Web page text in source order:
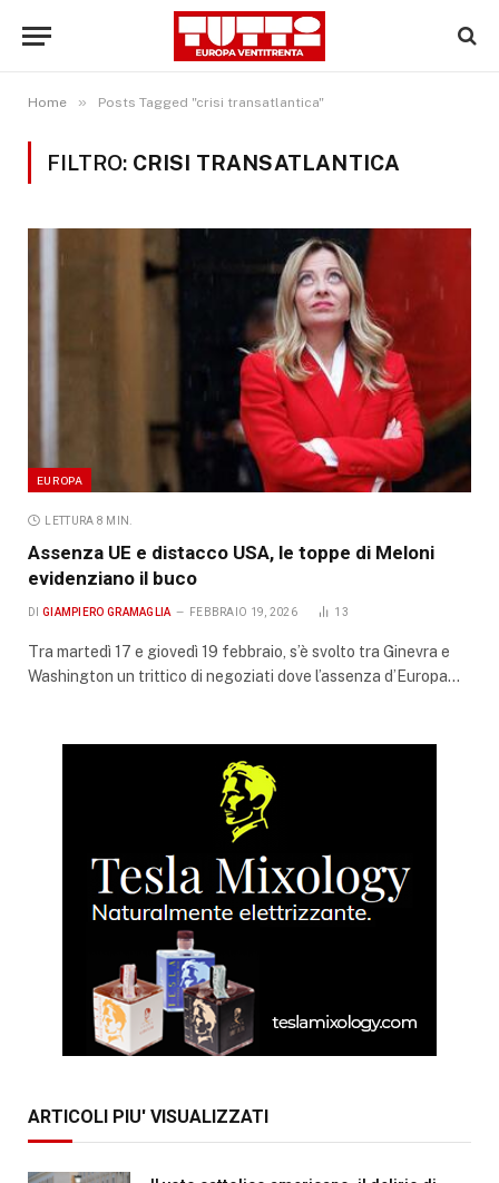
Home » Posts Tagged "crisi transatlantica"
FILTRO: CRISI TRANSATLANTICA
EUROPA
LETTURA 8 MIN.
Assenza UE e distacco USA, le toppe di Meloni
evidenziano il buco
DI GIAMPIERO GRAMAGLIA FEBBRAIO 19, 2026 13
Tra martedì 17 e giovedì 19 febbraio, s’è svolto tra Ginevra e
Washington un trittico di negoziati dove l’assenza d’Europa…
ARTICOLI PIU' VISUALIZZATI